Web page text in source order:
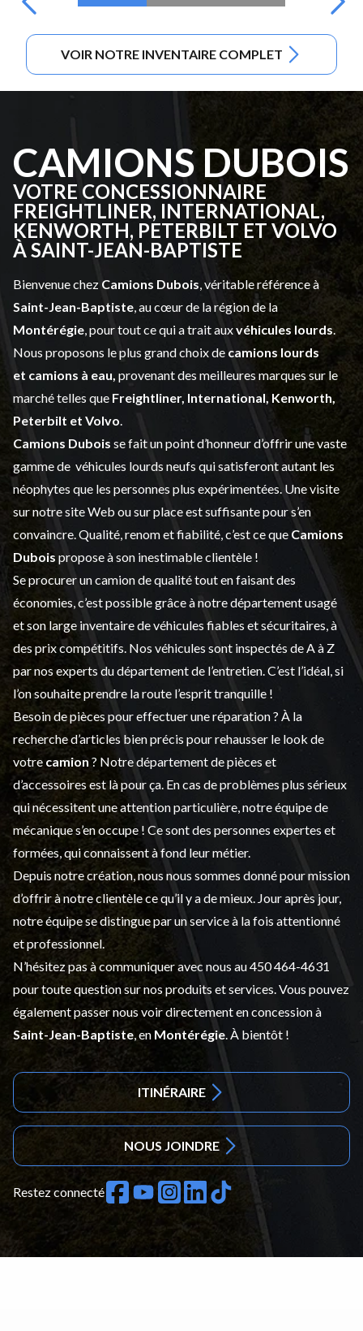
VOIR NOTRE INVENTAIRE COMPLET
CAMIONS DUBOIS
VOTRE CONCESSIONNAIRE
FREIGHTLINER, INTERNATIONAL,
KENWORTH, PETERBILT ET VOLVO
À SAINT-JEAN-BAPTISTE
Bienvenue chez Camions Dubois , véritable référence à
Saint-Jean-Baptiste , au cœur de la région de la
Montérégie , pour tout ce qui a trait auxvéhicules lourds
Nous proposons le plus grand choix de camions lourds
et camions à eau, provenant des meilleures marques sur le
marché telles que Freightliner, International, Kenworth,
Peterbilt et Volvo
Camions Dubois se fait un point d’honneur d’offrir une vaste
gamme de véhicules lourds neufs qui satisferont autant les
néophytes que les personnes plus expérimentées. Une visite
sur notre site Web ou sur place est suffisante pour s’en
convaincre. Qualité, renom et fiabilité, c’est ce que Camions
Dubois propose à son inestimable clientèle !
Se procurer un camion de qualité tout en faisant des
économies, c’est possible grâce à notredépartement usagé
et son large inventaire de véhicules fiables et sécuritaires, à
des prix compétitifs. Nos véhicules sont inspectés de A à Z
par nos experts du département de l’entretien . C’est l’idéal, si
l’on souhaite prendre la route l’esprit tranquille !
Besoin de pièces pour effectuer une réparation ? À la
recherche d’articles bien précis pour rehausser le look de
votre camion ? Notre département depièces et
d’accessoiresest là pour ça. En cas de problèmes plus sérieux
qui nécessitent une attention particulière, notre équipe de
mécanique s’en occupe ! Ce sont des personnes expertes et
formées, qui connaissent à fond leur métier.
Depuis notre création, nous nous sommes donné pour mission
d’offrir à notre clientèle ce qu’il y a de mieux. Jour après jour,
notre équipe se distingue par un service à la fois attentionné
et professionnel.
N’hésitez pas à communiquer avec nous au450 464-4631
pour toute question sur nos produits et services. Vous pouvez
également passer nous voir directement en concession à
Saint-Jean-Baptiste , en Montérégie . À bientôt !
ITINÉRAIRE
NOUS JOINDRE
Restez connecté